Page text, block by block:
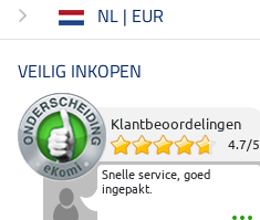
NL | EUR
VEILIG INKOPEN
Klantbeoordelingen
4.7/5
Snelle service, goed
ingepakt.